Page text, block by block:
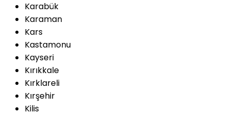
Karabük
Karaman
Kars
Kastamonu
Kayseri
Kırıkkale
Kırklareli
Kırşehir
Kilis